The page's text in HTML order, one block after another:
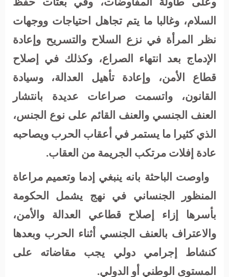
السلام، وغالبا ما يتم تجاهل احتياجات ووجهات
نظر
المرأة في نزع السلاح والتسريح وإعادة
الإدماج بعد انتهاء الصراع، وكذلك في
إصلاح
قطاع
الأمن، وإعادة تأهيل العدالة،
وسيادة
القانون، و اتسمت صراعات عديدة
بانتشار
العنف الجنسي والعنف القائم على نوع الجنس،
الذي كثيرا ما يستمر في أعقاب الحرب ويصاحبه
عادة إفلات مرتكب الجريمة من العقاب.
واوصت الباحثة بانه ينبغي إدما وتعميم مراعاة
المنظور
الجنساني في نهج يشمل
الحكومة
بأسرها
إزاء إصلاح قطاعي العدالة والأمن،
و الاعتراف بالعنف الجنسي أثناء الحرب وبعدها
كنشاط
إجرامي دولي يجب مقاضاته
على
المستوى الوطني أو الدولي.